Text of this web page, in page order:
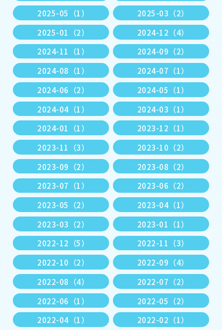
2025-05（1）
2025-03（2）
2025-01（2）
2024-12（4）
2024-11（1）
2024-09（2）
2024-08（1）
2024-07（1）
2024-06（2）
2024-05（1）
2024-04（1）
2024-03（1）
2024-01（1）
2023-12（1）
2023-11（3）
2023-10（2）
2023-09（2）
2023-08（2）
2023-07（1）
2023-06（2）
2023-05（2）
2023-04（1）
2023-03（2）
2023-01（1）
2022-12（5）
2022-11（3）
2022-10（2）
2022-09（4）
2022-08（4）
2022-07（2）
2022-06（1）
2022-05（2）
2022-04（1）
2022-02（1）